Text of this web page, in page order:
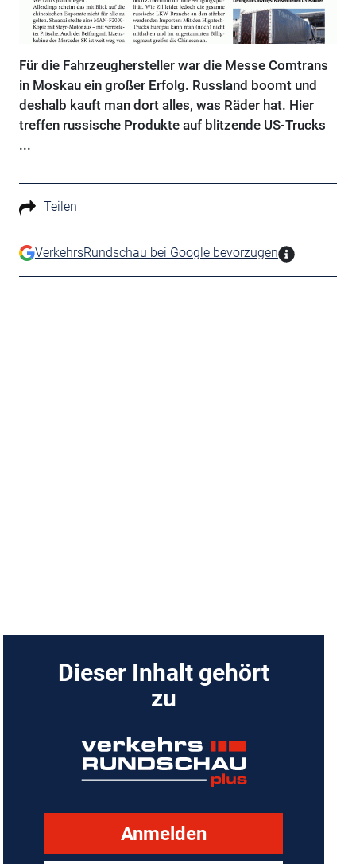
Für die Fahrzeughersteller war die Messe Comtrans
in Moskau ein großer Erfolg. Russland boomt und
deshalb kauft man dort alles, was Räder hat. Hier
treffen russische Produkte auf blitzende US-Trucks
...
Teilen
VerkehrsRundschau bei Google bevorzugen
Dieser Inhalt gehört
zu
Anmelden